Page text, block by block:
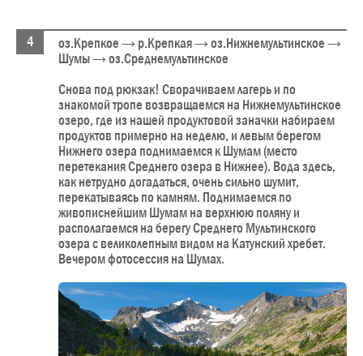
оз.Крепкое → р.Крепкая → оз.Нижнемультинское →
Шумы → оз.Среднемультинское
Снова под рюкзак! Сворачиваем лагерь и по
знакомой тропе возвращаемся на Нижнемультинское
озеро, где из нашей продуктовой заначки набираем
продуктов примерно на неделю, и левым берегом
Нижнего озера поднимаемся к Шумам (место
перетекания Среднего озера в Нижнее). Вода здесь,
как нетрудно догадаться, очень сильно шумит,
перекатываясь по камням. Поднимаемся по
живописнейшим Шумам на верхнюю поляну и
располагаемся на берегу Среднего Мультинского
озера с великолепным видом на Катунский хребет.
Вечером фотосессия на Шумах.